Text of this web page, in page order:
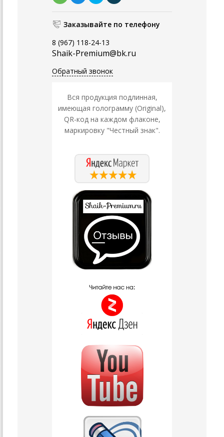
Заказывайте по телефону
8 (967) 118-24-13
Shaik-Premium@bk.ru
Обратный звонок
Вся продукция подлинная,
имеющая голограмму (Original),
QR-код на каждом флаконе,
маркировку "Честный знак".